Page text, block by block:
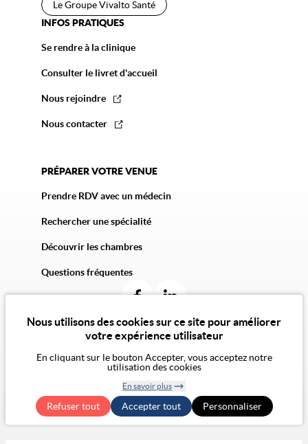
Nous utilisons des cookies sur ce site pour améliorer
votre expérience utilisateur
En cliquant sur le bouton Accepter, vous acceptez notre
utilisation des cookies
En savoir plus
Refuser tout Accepter tout
Retirer le
consentementPersonnaliser
Le Groupe Vivalto Santé
INFOS PRATIQUES
Se rendre à la clinique
Consulter le livret d'accueil
Nous rejoindre
Nous contacter
PRÉPARER VOTRE VENUE
Prendre RDV avec un médecin
Rechercher une spécialité
Découvrir les chambres
Questions fréquentes
© 2026 Vivalto Santé
Notre vision de l'éthiqueExercer mes droits RGPD
Accessibilité Numérique : non conforme